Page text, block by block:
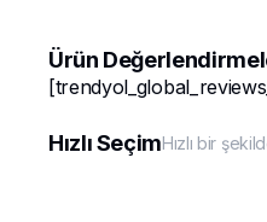
Ürün
Hızlı SeçimHızlı bir